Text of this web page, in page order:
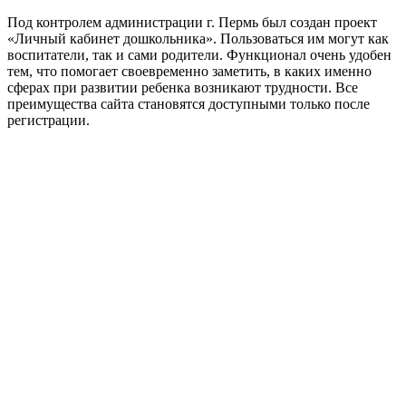
Под контролем администрации г. Пермь был создан проект
«Личный кабинет дошкольника». Пользоваться им могут как
воспитатели, так и сами родители. Функционал очень удобен
тем, что помогает своевременно заметить, в каких именно
сферах при развитии ребенка возникают трудности. Все
преимущества сайта становятся доступными только после
регистрации.